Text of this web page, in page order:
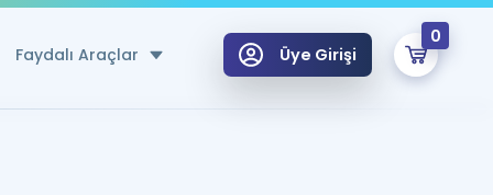
Faydalı Araçlar Üye Girişi
0